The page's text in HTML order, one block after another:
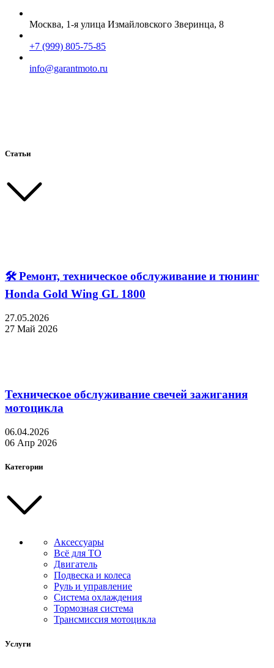
Москва, 1-я улица Измайловского Зверинца, 8
+7 (999) 805-75-85
info@garantmoto.ru
Статьи
🛠 Ремонт, техническое обслуживание и тюнинг
Honda Gold Wing GL 1800
27.05.2026
27 Май 2026
Техническое обслуживание свечей зажигания
мотоцикла
06.04.2026
06 Апр 2026
Категории
Аксессуары
Всё для ТО
Двигатель
Подвеска и колеса
Руль и управление
Система охлаждения
Тормозная система
Трансмиссия мотоцикла
Услуги